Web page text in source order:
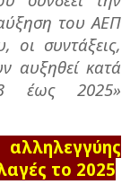
του ΑΕΠ
οι συντάξεις,
αυξηθεί κατά
έως 2025»
το 2025